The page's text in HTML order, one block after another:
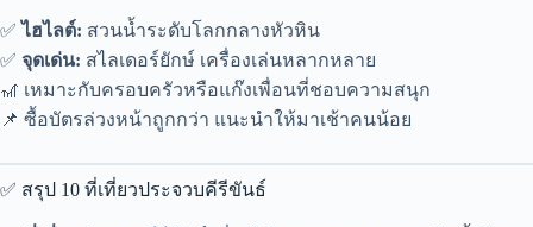
✅ไฮไลต์: สวนน้ำระดับโลกกลางหัวหิน
✅ จุดเด่น: สไลเดอร์ยักษ์ เครื่องเล่นหลากหลาย
🎢 เหมาะกับครอบครัวหรือแก๊งเพื่อนที่ชอบความสนุก
📌 ซื้อบัตรล่วงหน้าถูกกว่า แนะนำให้มาเช้าคนน้อย
✅ สรุป 10 ที่เที่ยวประจวบคีรีขันธ์